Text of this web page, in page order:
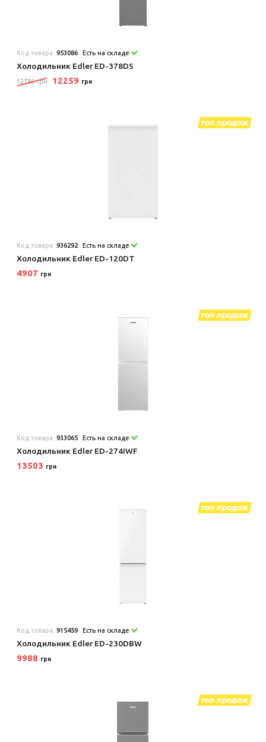
Код товара:953086 Есть на складе
Холодильник Edler ED-378DS
12786 грн 12259 грн
Код товара:936292 Есть на складе
Холодильник Edler ED-120DT
4907 грн
Код товара:933065 Есть на складе
Холодильник Edler ED-274IWF
13503 грн
Код товара:915459 Есть на складе
Холодильник Edler ED-230DBW
9988 грн